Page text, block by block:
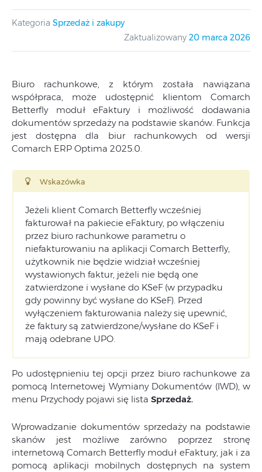
Kategoria Sprzedaż i zakupy
Zaktualizowany 20 marca 2026
Biuro rachunkowe, z którym została nawiązana
współpraca, może udostępnić klientom Comarch
Betterfly moduł eFaktury i możliwość dodawania
dokumentów sprzedaży na podstawie skanów. Funkcja
jest dostępna dla biur rachunkowych od wersji
Comarch ERP Optima 2025.0.
Wskazówka
Jeżeli klient Comarch Betterfly wcześniej
fakturował na pakiecie eFaktury, po włączeniu
przez biuro rachunkowe parametru o
niefakturowaniu na aplikacji Comarch Betterfly,
użytkownik nie będzie widział wcześniej
wystawionych faktur, jeżeli nie będą one
zatwierdzone i wysłane do KSeF (w przypadku
gdy powinny być wysłane do KSeF). Przed
wyłączeniem fakturowania należy się upewnić,
że faktury są zatwierdzone/wysłane do KSeF i
mają odebrane UPO.
Po udostępnieniu tej opcji przez biuro rachunkowe za
pomocą Internetowej Wymiany Dokumentów (IWD), w
menu Przychody pojawi się lista Sprzedaż.
Wprowadzanie dokumentów sprzedaży na podstawie
skanów jest możliwe zarówno poprzez stronę
internetową Comarch Betterfly moduł eFaktury, jak i za
pomocą aplikacji mobilnych dostępnych na system